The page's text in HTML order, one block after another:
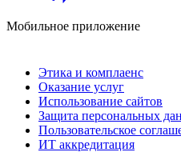
Мобильное приложение
Этика и комплаенс
Оказание услуг
Использование сайтов
Защита персональных
Пользовательское
ИТ аккредитация